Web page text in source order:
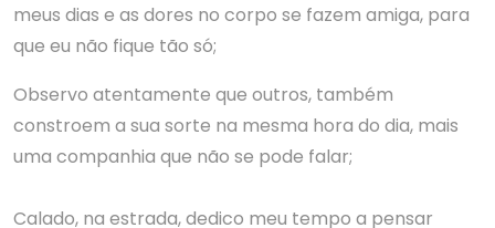
meus dias e as dores no corpo se fazem amiga, para
que eu não fique tão só;
Observo atentamente que outros, também
constroem a sua sorte na mesma hora do dia, mais
uma companhia que não se pode falar;
Calado, na estrada, dedico meu tempo a pensar